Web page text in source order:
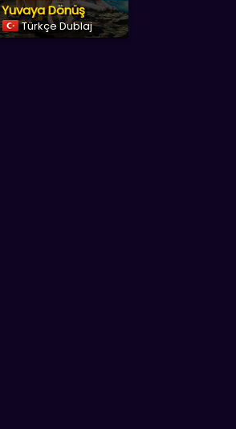
Yuvaya Dönüş
Türkçe Dublaj